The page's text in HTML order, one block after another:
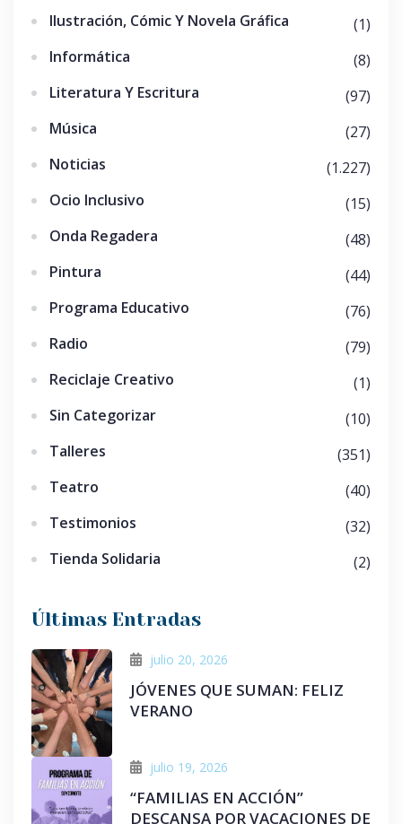
Ilustración, Cómic Y Novela Gráfica
(1)
Informática
(8)
Literatura Y Escritura
(97)
Música
(27)
Noticias
(1.227)
Ocio Inclusivo
(15)
Onda Regadera
(48)
Pintura
(44)
Programa Educativo
(76)
Radio
(79)
Reciclaje Creativo
(1)
Sin Categorizar
(10)
Talleres
(351)
Teatro
(40)
Testimonios
(32)
Tienda Solidaria
(2)
Últimas Entradas
julio 20, 2026
JÓVENES QUE SUMAN: FELIZ
VERANO
julio 19, 2026
“FAMILIAS EN ACCIÓN”
DESCANSA POR VACACIONES DE